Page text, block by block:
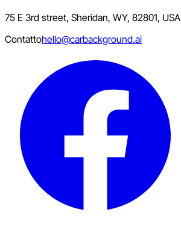
75 E 3rd street, Sheridan, WY, 82801, USA
Contattohello@carbackground.ai